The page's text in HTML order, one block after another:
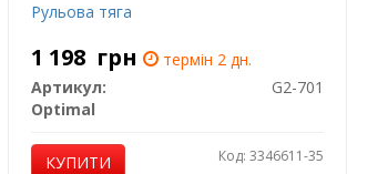
Рульова тяга
1 198 грн
термін 2 дн.
Артикул:
G2-701
Optimal
КУПИТИ Код: 3346611-35